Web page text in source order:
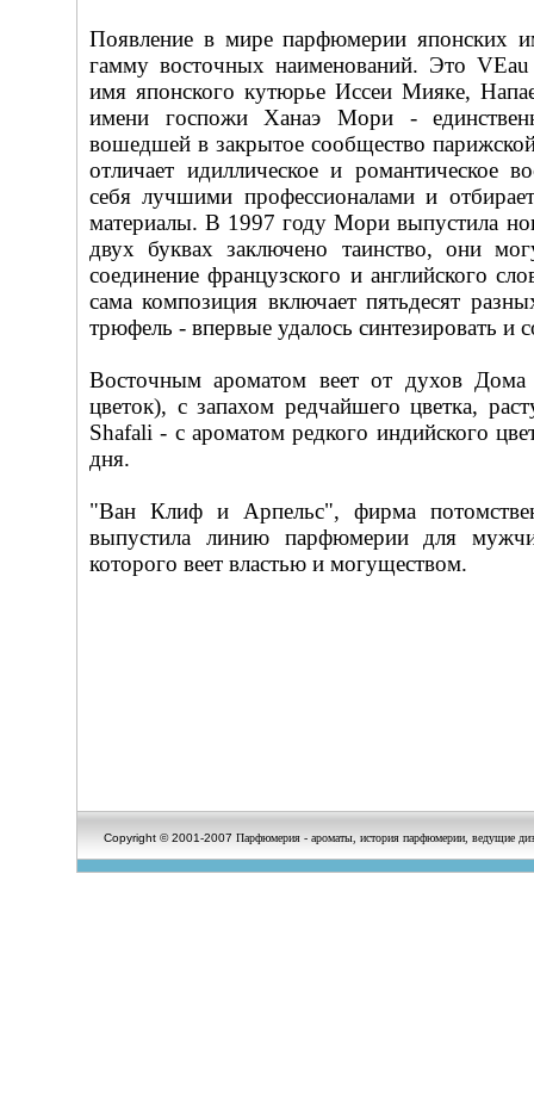
Появление в мире парфюмерии японских
гамму восточных наименований. Это
имя японского кутюрье Иссеи Мияке,
имени госпожи Ханаэ Мори -
вошедшей в закрытое сообщество
отличает идиллическое и романтическое
себя лучшими профессионалами и
материалы. В 1997 году Мори выпустила
двух буквах заключено таинство, они
соединение французского и английского
сама композиция включает пятьдесят
трюфель - впервые удалось синтезировать и
Восточным ароматом веет от духов
цветок), с запахом редчайшего цветка,
Shafali - с ароматом редкого индийского
дня.
"Ван Клиф и Арпельс", фирма
выпустила линию парфюмерии для
которого веет властью и могуществом.
Copyright © 2001-2007 Парфюмерия - ароматы, история парфюмерии, ведущие